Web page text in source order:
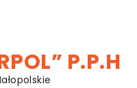
P.P.H